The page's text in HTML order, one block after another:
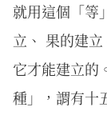
就用這個「等
立、 果的建
它才能建立的
種」，謂有十